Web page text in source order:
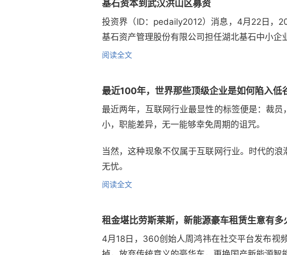
基石资本到武汉洪山区募资
投资界（ID：pedaily2012）消息，4月22日，
基石资产管理股份有限公司担任湖北基石中小企
阅读全文
最近100年，世界那些顶级企业是如何陷入低
最近两年，互联网行业最显性的标签便是：裁
小，职能差异，无一能够幸免周期的诅咒。
当然，这种现象不仅属于互联网行业。时代的
无忧。
阅读全文
租金堪比劳斯莱斯，新能源豪车租赁生意有多
4月18日，360创始人周鸿祎在社交平台发布视